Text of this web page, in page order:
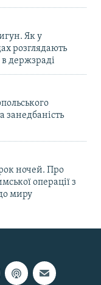
Як у
розглядають
держзраді
занедбаність
ночей. Про
операції з
миру